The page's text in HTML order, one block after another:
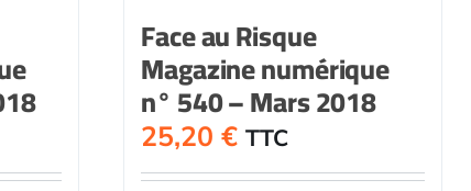
Face au Risque
Magazine numérique
n° 540 – Mars 2018
25,20 € TTC